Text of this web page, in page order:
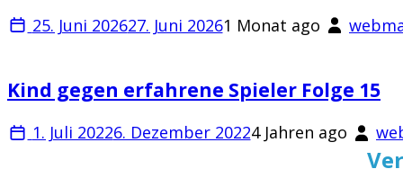
25. Juni 202627. Juni 20261 Monat ago
Kind gegen erfahrene Spieler Folge 15
1. Juli 20226. Dezember 20224 Jahren ago